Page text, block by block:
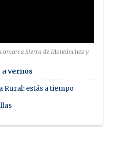
Sierra de Montánchez y
vernos
Rural: estás a tiempo